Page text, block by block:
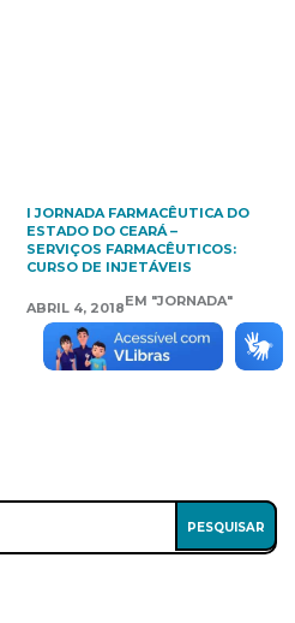
I JORNADA FARMACÊUTICA DO
ESTADO DO CEARÁ –
SERVIÇOS FARMACÊUTICOS:
CURSO DE INJETÁVEIS
ABRIL 4, 2018EM "JORNADA"